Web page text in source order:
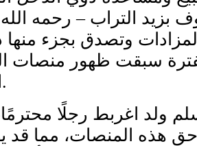
بزيد التراب – رحمه
وتصدق بجزء
سبقت ظهور منصات
المنتشرة اليوم.
ولد اغربط رجلًا
هذه المنصات، مما